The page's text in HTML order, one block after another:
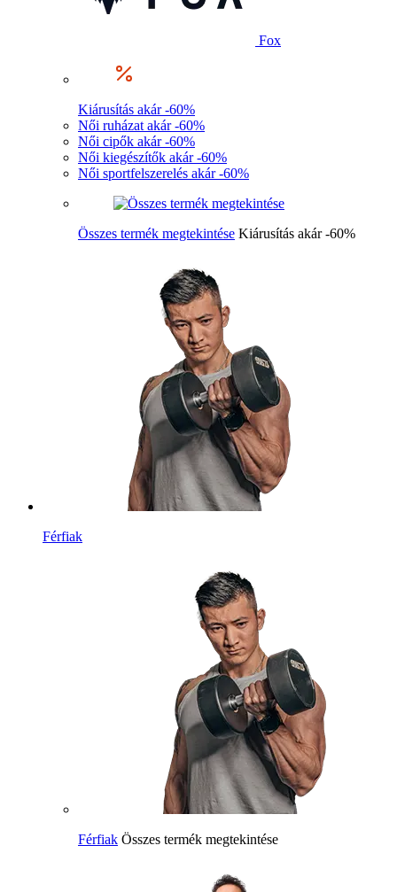
Fox
Kiárusítás akár -60%
Női ruházat akár -60%
Női cipők akár -60%
Női kiegészítők akár -60%
Női sportfelszerelés akár -60%
Összes termék megtekintése Kiárusítás akár -60%
Férfiak
Férfiak Összes termék megtekintése